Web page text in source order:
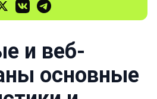
и веб-
основные